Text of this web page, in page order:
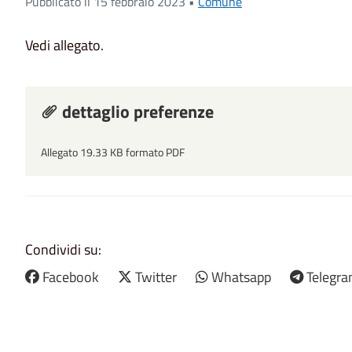
Vedi allegato.
dettaglio preferenze
Allegato 19.33 KB formato PDF
Condividi su:
Facebook
Twitter Whatsapp